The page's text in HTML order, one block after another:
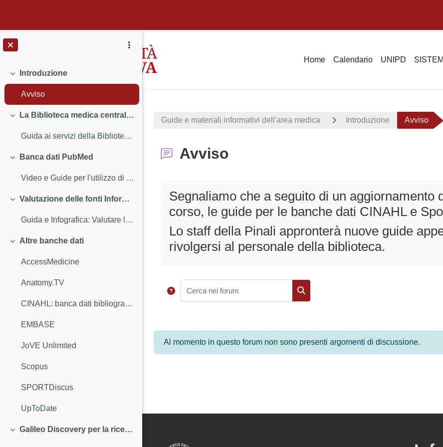
Home Calendario UNIPD
Minimizza
Introduzione
Avviso
Minimizza
La Biblioteca medica centrale "V. Pinali" si presenta
Guida ai servizi della Biblioteca medica centrale "V. Pinali"
Minimizza
Banca dati PubMed
Video e Guide per l'utilizzo di Pubmed
Minimizza
Valutazione delle fonti Informative in ambito medico e sanitario
Guida e Infografica: Valutare le fonti informative
Minimizza
Altre banche dati
AccessMedicine
Anatomy.TV
CINAHL: banca dati bibliografica di Infermieristica
EMBASE
JoVE Unlimited
Scopus
SPORTDiscus
UpToDate
Minimizza
Galileo Discovery per la ricerca dei testi di area Medica
Guide e materiali informativi dell'area medica Introduzione Avviso
Avviso
Segnaliamo che aseguito di un aggiornamento
corso, le guide per le banche dati CINAHL e
Lo staff della Pinali appronterà nuove guide
rivolgersi al personale della biblioteca.
Cerca nei forum
Al momento in questo forum non sono presenti argomenti di discussione.